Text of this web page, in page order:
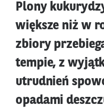
Plony
większe niż w
zbiory
tempie, z
utrudnień
opadami